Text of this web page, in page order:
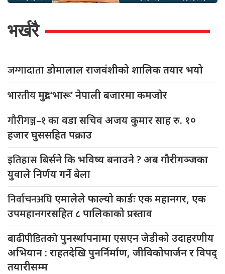
भर्खरै
जग्गादाताडोमालाल राजवंशीको शालिक तयार भयो
भारतीयमुद्रा ‘भारू’ नेपाली बजारमा कमजाेर
गौरीगञ्ज–१का वडा सचिव अजय कुमार साह रु. १०
हजार घुससहित पक्राउ
इतिहासबिर्सने कि भविष्य बनाउने ? अब गौरीगञ्जका
युवाले निर्णय गर्ने बेला
निर्वाचनअघिएमालेले फाल्यो कार्डः एक महानगर, एक
उपमहानगरसहित ८ पालिकाको प्रस्ताव
बाढीपीडितकोपुनर्स्थापनामा एसएन जेडीको उदाहरणीय
अभियान : राहतदेखि पुनर्निर्माण, जीविकोपार्जन र विपद्
तयारीसम्म